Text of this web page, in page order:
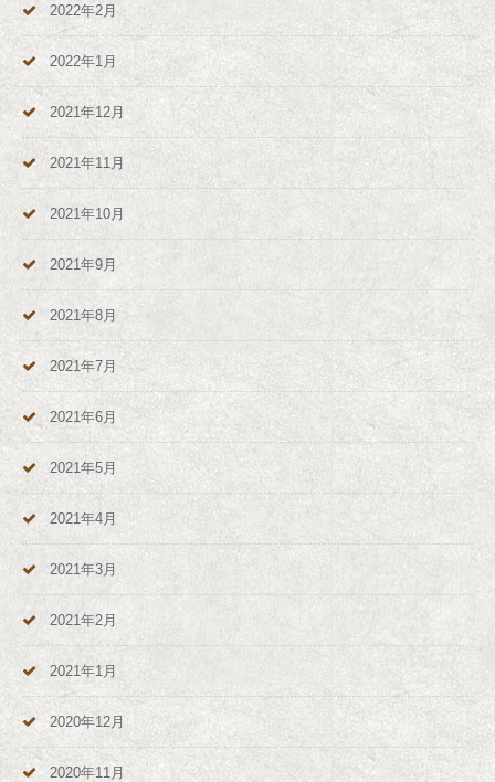
2022年2月
2022年1月
2021年12月
2021年11月
2021年10月
2021年9月
2021年8月
2021年7月
2021年6月
2021年5月
2021年4月
2021年3月
2021年2月
2021年1月
2020年12月
2020年11月